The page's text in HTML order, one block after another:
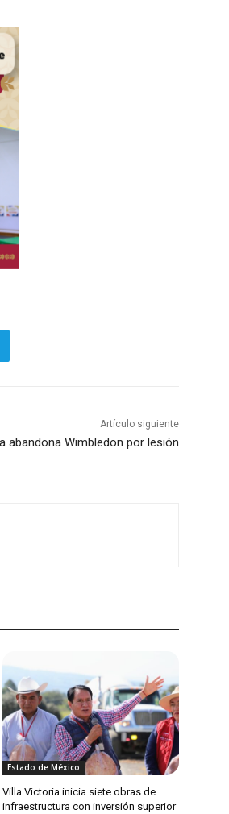
Artículo siguiente
abandona Wimbledon por lesión
Estado de México
Villa Victoria inicia siete obras de
infraestructura con inversión superior